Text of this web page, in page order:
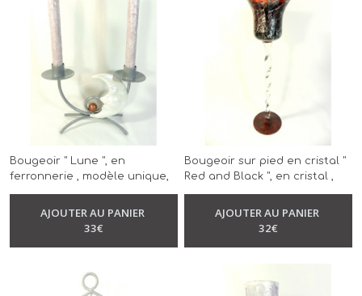
Bougeoir " Lune ", en
ferronnerie , modèle unique,
gris, blanc nacré, rouge,
réalisé à la main -Bougeoir
AJOUTER AU PANIER
33€
Bougeoir sur pied en cristal "
Red and Black ", en cristal ,
modèle unique, peint à la
-Bougeoir
AJOUTER AU PANIER
32€